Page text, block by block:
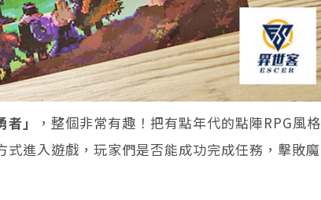
者」
，整個非常有趣！把有點年代的點陣RPG風格
進入遊戲，玩家們是否能成功完成任務，擊敗魔